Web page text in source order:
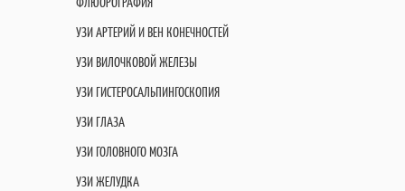
УЗИ АРТЕРИЙ И ВЕН КОНЕЧНОСТЕЙ
УЗИ ВИЛОЧКОВОЙ ЖЕЛЕЗЫ
УЗИ ГИСТЕРОСАЛЬПИНГОСКОПИЯ
УЗИ ГЛАЗА
УЗИ ГОЛОВНОГО МОЗГА
УЗИ ЖЕЛУДКА